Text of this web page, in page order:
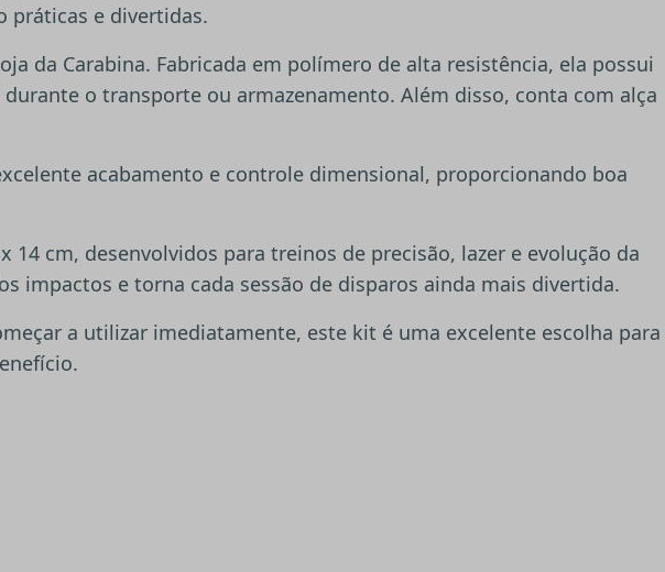
práticas e divertidas.
da Carabina. Fabricada em polímero de alta resistência, ela possui
o transporte ou armazenamento. Além disso, conta com alça
acabamento e controle dimensional, proporcionando boa
cm, desenvolvidos para treinos de precisão, lazer e evolução da
impactos e torna cada sessão de disparos ainda mais divertida.
a utilizar imediatamente, este kit é uma excelente escolha para